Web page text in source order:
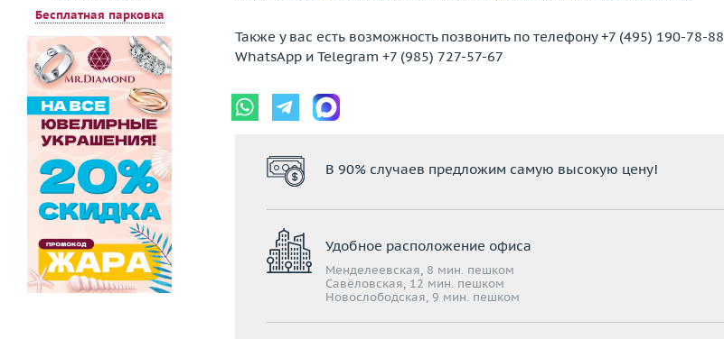
Бесплатная парковка
Также у вас есть возможность позвонить по телефону+7 (495) 190-78-88
WhatsApp и Telegram +7 (985) 727-57-67
В 90% случаев предложим самую высокую цену!
Удобное расположение офиса
Менделеевская, 8 мин. пешком
Савёловская, 12 мин. пешком
Новослободская, 9 мин. пешком